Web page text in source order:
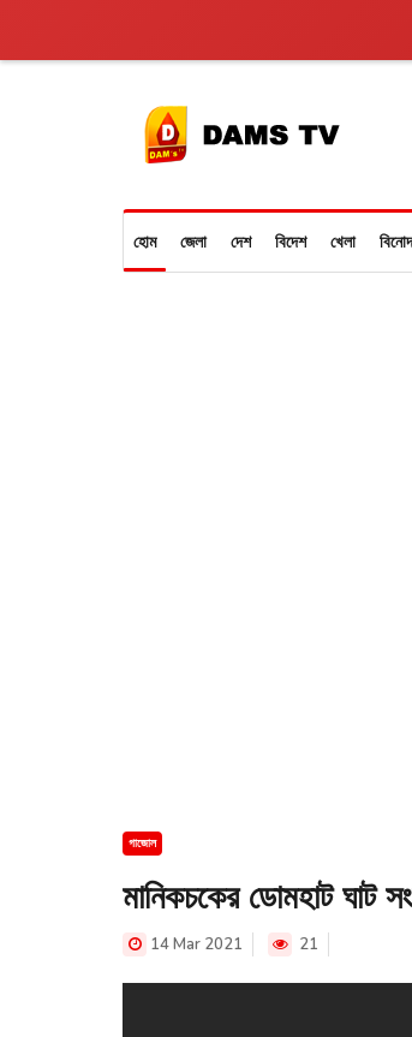
হোম জেলা দেশ বিদেশ খেলা
গাজোল
মানিকচকের ডোমহাট ঘাট
14 Mar 2021 21